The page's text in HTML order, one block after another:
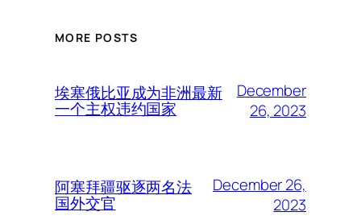
MORE POSTS
埃塞俄比亚成为非洲最新
一个主权违约国家
December
26, 2023
阿塞拜疆驱逐两名法
国外交官
December 26,
2023